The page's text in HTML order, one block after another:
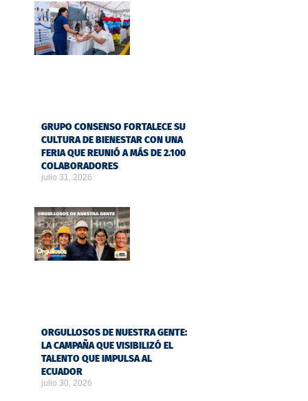
GRUPO CONSENSO FORTALECE SU
CULTURA DE BIENESTAR CON UNA
FERIA QUE REUNIÓ A MÁS DE 2.100
COLABORADORES
julio 31, 2026
ORGULLOSOS DE NUESTRA GENTE:
LA CAMPAÑA QUE VISIBILIZÓ EL
TALENTO QUE IMPULSA AL
ECUADOR
julio 30, 2026